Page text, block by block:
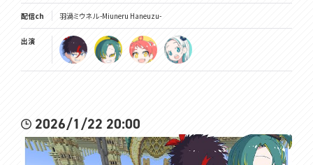
配信ch 羽渦ミウネル -Miuneru Haneuzu-
出演
2026/1/22 20:00